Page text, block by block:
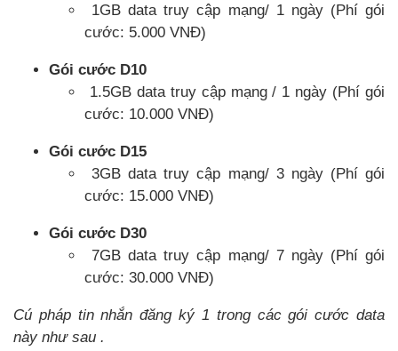
1GB data truy cập mạng/ 1 ngày (Phí gói
cước: 5.000 VNĐ)
Gói cước D10
1.5GB data truy cập mạng / 1 ngày (Phí gói
cước: 10.000 VNĐ)
Gói cước D15
3GB data truy cập mạng/ 3 ngày (Phí gói
cước: 15.000 VNĐ)
Gói cước D30
7GB data truy cập mạng/ 7 ngày (Phí gói
cước: 30.000 VNĐ)
Cú pháp tin nhắn đăng ký 1 trong các gói cước data
này như sau .